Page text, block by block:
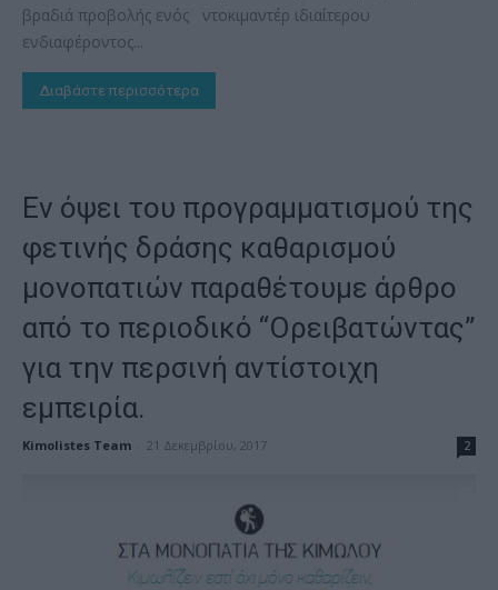
βραδιά προβολής ενός ντοκιμαντέρ ιδιαίτερου
ενδιαφέροντος...
Διαβάστε περισσότερα
Εν όψει του προγραμματισμού της
φετινής δράσης καθαρισμού
μονοπατιών παραθέτουμε άρθρο
από το περιοδικό “Ορειβατώντας”
για την περσινή αντίστοιχη
εμπειρία.
Kimolistes Team 21 Δεκεμβρίου, 2017 2